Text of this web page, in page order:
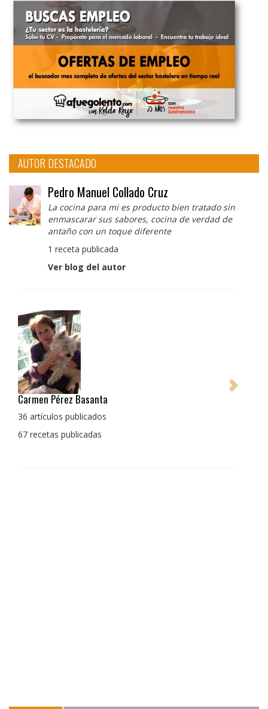
AUTOR DESTACADO
Pedro Manuel Collado Cruz
La cocina para mi es producto bien tratado sin
enmascarar sus sabores, cocina de verdad de
antaño con un toque diferente
1 receta publicada
Ver blog del autor
Pedro Manuel Collado Cruz
La cocina para mi es producto bien tratado sin
con un toque diferente